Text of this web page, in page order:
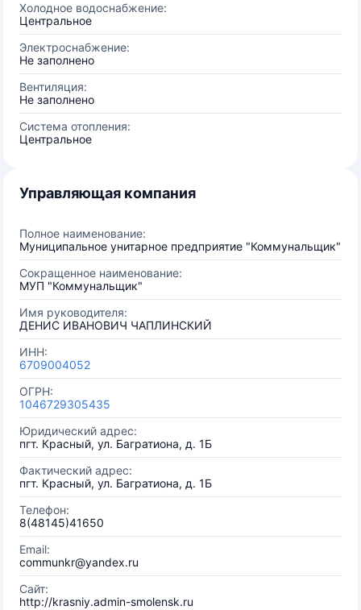
Холодное водоснабжение:
Центральное
Электроснабжение:
Не заполнено
Вентиляция:
Не заполнено
Система отопления:
Центральное
Управляющая компания
Полное наименование:
Муниципальное унитарное предприятие "Коммунальщик"
Сокращенное наименование:
МУП "Коммунальщик"
Имя руководителя:
ДЕНИС ИВАНОВИЧ ЧАПЛИНСКИЙ
ИНН:
6709004052
ОГРН:
1046729305435
Юридический адрес:
пгт. Красный, ул. Багратиона, д. 1Б
Фактический адрес:
пгт. Красный, ул. Багратиона, д. 1Б
Телефон:
8(48145)41650
Email:
communkr@yandex.ru
Сайт:
http://krasniy.admin-smolensk.ru